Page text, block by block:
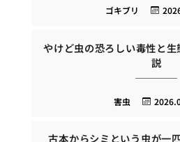
ゴキブリ
やけど虫の恐ろしい毒性と
説
害虫
古本からシミという虫が一